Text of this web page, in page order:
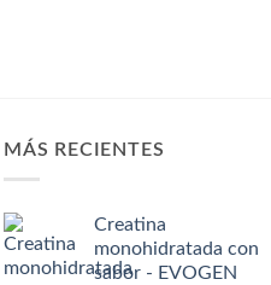
MÁS RECIENTES
Creatina
monohidratada con
sabor - EVOGEN